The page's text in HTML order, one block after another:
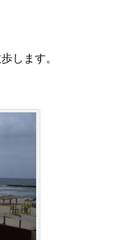
します。